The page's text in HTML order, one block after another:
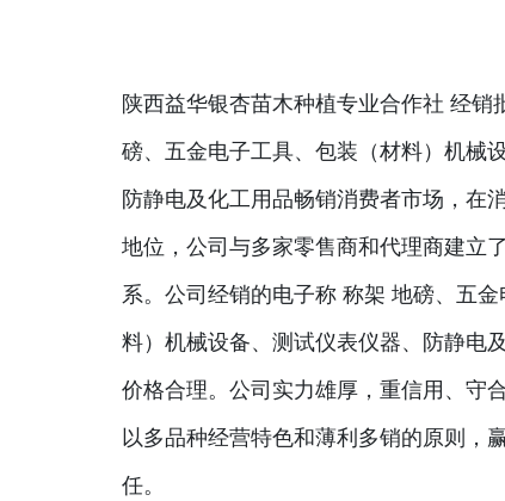
陕西益华银杏苗木种植专业合作社 经销
磅、五金电子工具、包装（材料）机械
防静电及化工用品畅销消费者市场，在
地位，公司与多家零售商和代理商建立
系。公司经销的电子称 称架 地磅、五
料）机械设备、测试仪表仪器、防静电
价格合理。公司实力雄厚，重信用、守
以多品种经营特色和薄利多销的原则，
任。